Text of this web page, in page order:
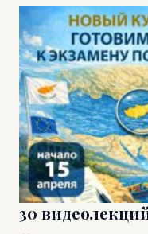
положение, тогда
стремительно
30